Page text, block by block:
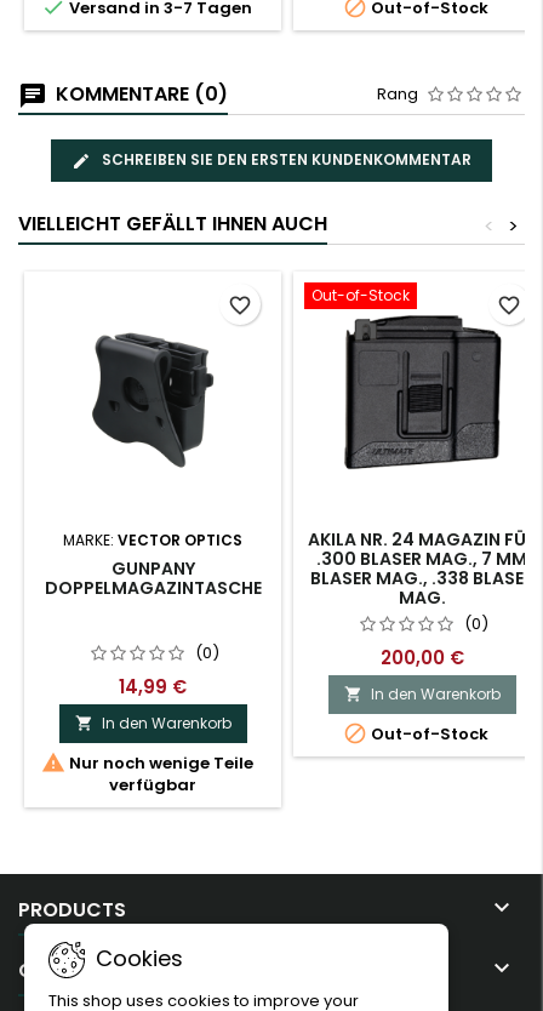
 Versand in 3-7 Tagen  Out-of-Stock
KOMMENTARE (0) Rang
SCHREIBEN SIE DEN ERSTEN KUNDENKOMMENTAR
VIELLEICHT GEFÄLLT IHNEN AUCH >
<
MARKE: VECTOR OPTICS
GUNPANY
DOPPELMAGAZINTASCHE
(0)
14,99 €
 In den Warenkorb
 Nur noch wenige Teile
verfügbar
favorite_border Out-of-Stock
AKILA NR. 24 MAGAZIN FÜR
.300 BLASER MAG., 7 MM
BLASER MAG., .338 BLASER
MAG.
(0)
200,00 €
 In den Warenkorb
 Out-of-Stock
favorite_border
PRODUCTS 
OUR COMPANY 
Cookies
This shop uses cookies to improve your